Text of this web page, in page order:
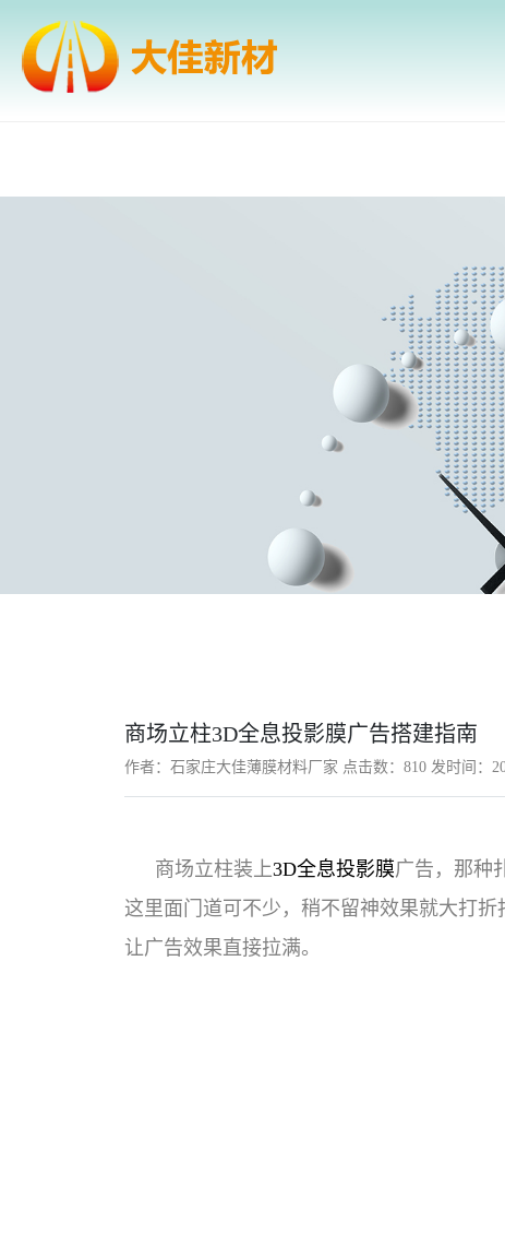
商场立柱3D全息投影膜广告搭建指南
作者：石家庄大佳薄膜材料厂家 点击数： 810 发时间：
商场立柱装上3D全息投影膜广告，那种
这里面门道可不少，稍不留神效果就大打
让广告效果直接拉满。